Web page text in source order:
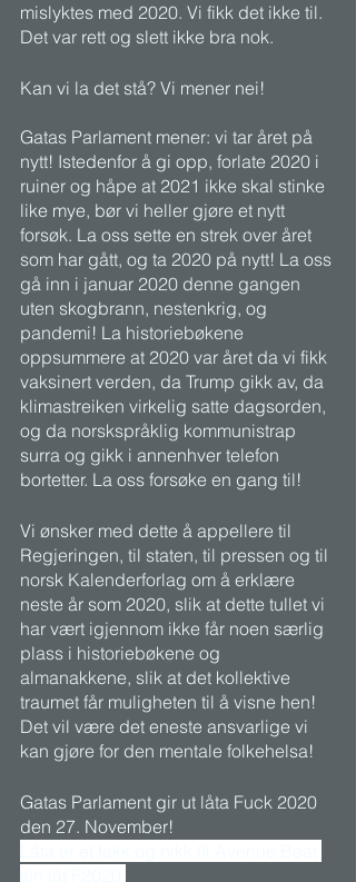
mislyktes med 2020. Vi fikk det ikke til.
Det var rett og slett ikke bra nok.
Kan vi la det stå? Vi mener nei!
Gatas Parlament mener: vi tar året på
nytt! Istedenfor å gi opp, forlate 2020 i
ruiner og håpe at 2021 ikke skal stinke
like mye, bør vi heller gjøre et nytt
forsøk. La oss sette en strek over året
som har gått, og ta 2020 på nytt! La oss
gå inn i januar 2020 denne gangen
uten skogbrann, nestenkrig, og
pandemi! La historiebøkene
oppsummere at 2020 var året da vi fikk
vaksinert verden, da Trump gikk av, da
klimastreiken virkelig satte dagsorden,
og da norskspråklig kommunistrap
surra og gikk i annenhver telefon
bortetter. La oss forsøke en gang til!
Vi ønsker med dette å appellere til
Regjeringen, til staten, til pressen og til
norsk Kalenderforlag om å erklære
neste år som 2020, slik at dette tullet vi
har vært igjennom ikke får noen særlig
plass i historiebøkene og
almanakkene, slik at det kollektive
traumet får muligheten til å visne hen!
Det vil være det eneste ansvarlige vi
kan gjøre for den mentale folkehelsa!
Gatas Parlament gir ut låta Fuck 2020
den 27. November!